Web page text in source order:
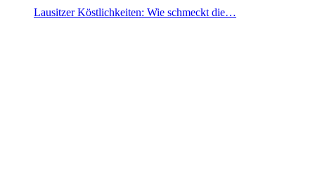
Lausitzer Köstlichkeiten: Wie schmeckt die…